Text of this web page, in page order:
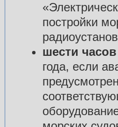
постройки
шести
года, если